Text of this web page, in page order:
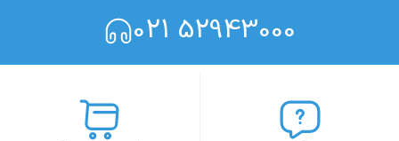
021 52943000